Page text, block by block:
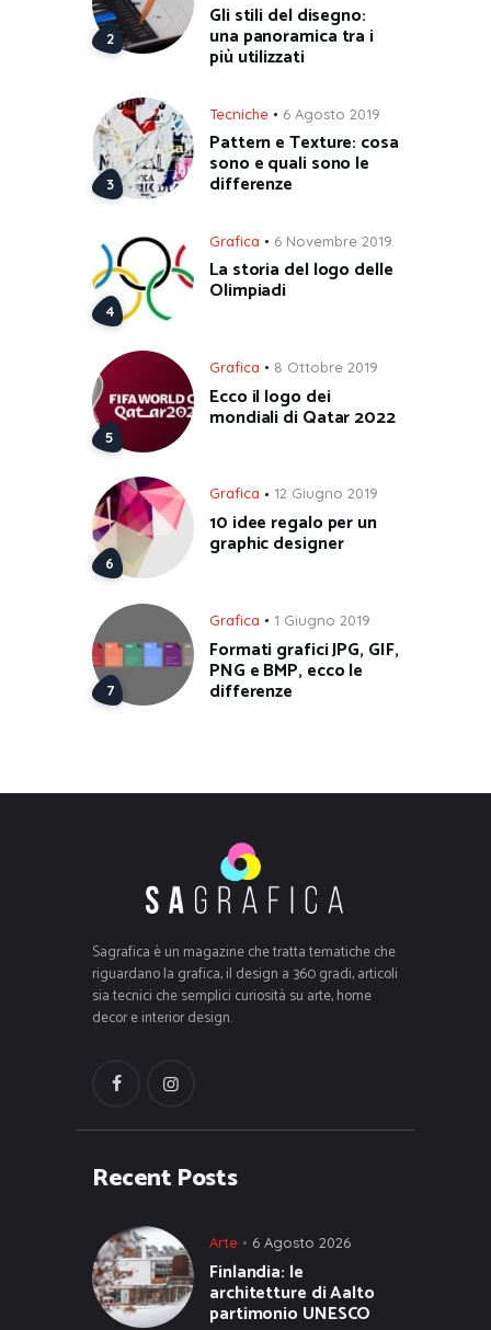
Gli stili del disegno:
una panoramica tra i
più utilizzati
Tecniche 6 Agosto 2019
Pattern e Texture: cosa
sono e quali sono le
differenze
Grafica 6 Novembre 2019
La storia del logo delle
Olimpiadi
Grafica 8 Ottobre 2019
Ecco il logo dei
mondiali di Qatar 2022
Grafica 12 Giugno 2019
10 idee regalo per un
graphic designer
Grafica 1 Giugno 2019
Formati grafici JPG, GIF,
PNG e BMP, ecco le
differenze
Sagrafica è un magazine che tratta tematiche che
riguardano la grafica, il design a 360 gradi, articoli
sia tecnici che semplici curiosità su arte, home
decor e interior design.
Recent Posts
Arte 6 Agosto 2026
Finlandia: le
architetture di Aalto
partimonio UNESCO